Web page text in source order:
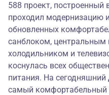
588 проект,
проходил модернизацию
обновленных
санблоком, центральным
холодильником и
коснулась всех
питания. На
самый комфортабельный